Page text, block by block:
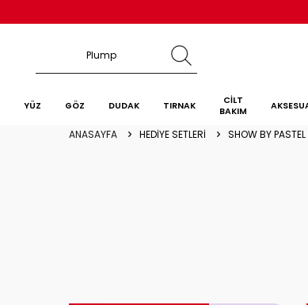
YÜZ GÖZ DUDAK TIRNAK
CİLT
BAKIM
ANASAYFA HEDİYE SETLERİ SHOW BY PASTEL